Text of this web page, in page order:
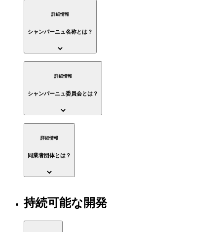
詳細情報
シャンパーニュ名称とは？
詳細情報
シャンパーニュ委員会とは？
詳細情報
同業者団体とは？
持続可能な開発